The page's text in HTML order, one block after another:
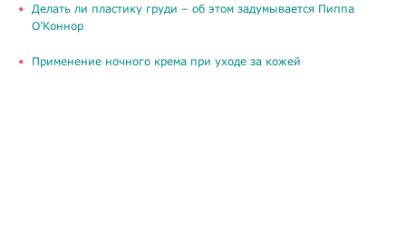
Делать ли пластику груди – об этом задумывается Пиппа
О’Коннор
Применение ночного крема при уходе за кожей